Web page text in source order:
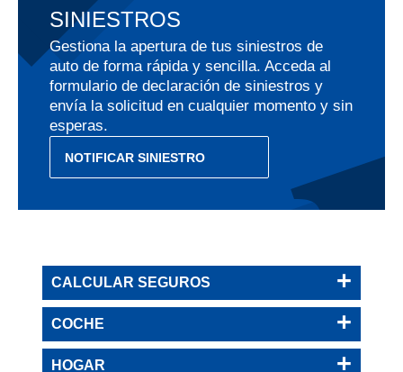
SINIESTROS
Gestiona la apertura de tus siniestros de
auto de forma rápida y sencilla. Acceda al
formulario de declaración de siniestros y
envía la solicitud en cualquier momento y sin
esperas.
NOTIFICAR SINIESTRO
CALCULAR SEGUROS
COCHE
HOGAR